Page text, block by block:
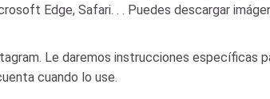
Edge, Safari. . . Puedes descargar
Le daremos instrucciones específicas
cuando lo use.